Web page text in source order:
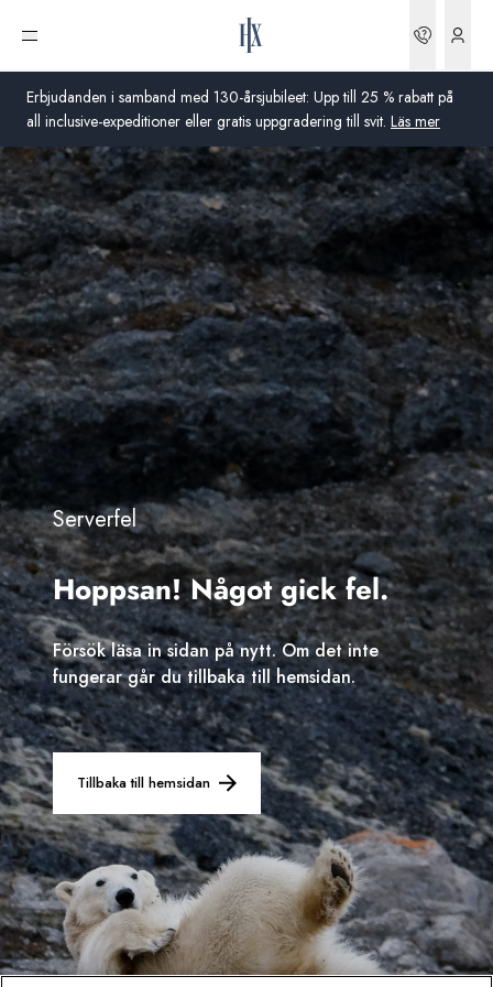
Erbjudanden i samband med 130-årsjubileet: Upp till 25 % rabatt på
all inclusive-expeditioner eller gratis uppgradering till svit. Läs mer
Öppna meny
Sverige
Australien
Storbritannien
USA
Tyskland
Schweiz
Sverige
Danmark
Norge
Global
Serverfel
Hoppsan! Något gick fel.
Försök läsa in sidan på nytt. Om det inte
fungerar går du tillbaka till hemsidan.
Tillbaka till hemsidan